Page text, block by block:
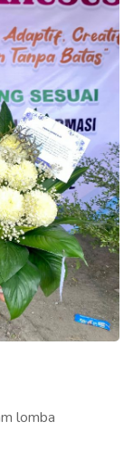
lomba